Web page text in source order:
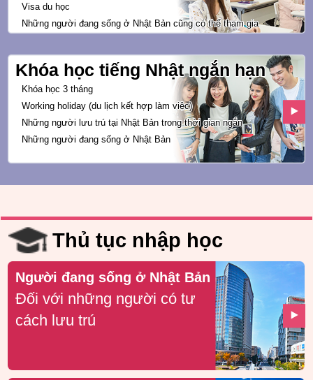
Visa du học
Những người đang sống ở Nhật Bảncũng có thể tham gia
Khóa học tiếng Nhật ngắn hạn
Khóa học 3 tháng
Working holiday(du lịch kết hợp làm việc)
Những người lưu trú tại Nhật Bản trongthời gian ngắn
Những người đang sống ở Nhật Bản
Thủ tục nhập học
Người đang sống ở Nhật Bản
Đối với những người có tư
cách lưu trú